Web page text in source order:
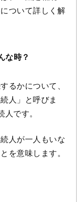
ついて詳しく解
な時？
るかについて、
人」と呼びま
です。
人が一人もいな
を意味します。